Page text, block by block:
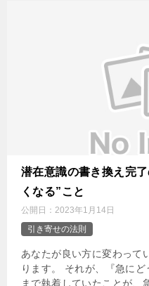
潜在意識の書き換え完
くなる”こと
公開日： 2023年1月14日
引き寄せの法則
あなたが良い方に変わって
ります。 それが、『急に
まで執着していたことが、